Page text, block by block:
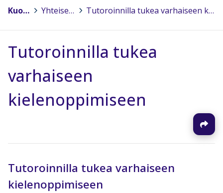
Kuopio Yhteiset hankkeet > Tutoroinnilla tukea varhaiseen kielenoppimiseen
Tutoroinnilla tukea
varhaiseen
kielenoppimiseen
Tutoroinnilla tukea varhaiseen
kielenoppimiseen